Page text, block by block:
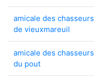
amicale des chasseurs
de vieuxmareuil
amicale des chasseurs
du pout